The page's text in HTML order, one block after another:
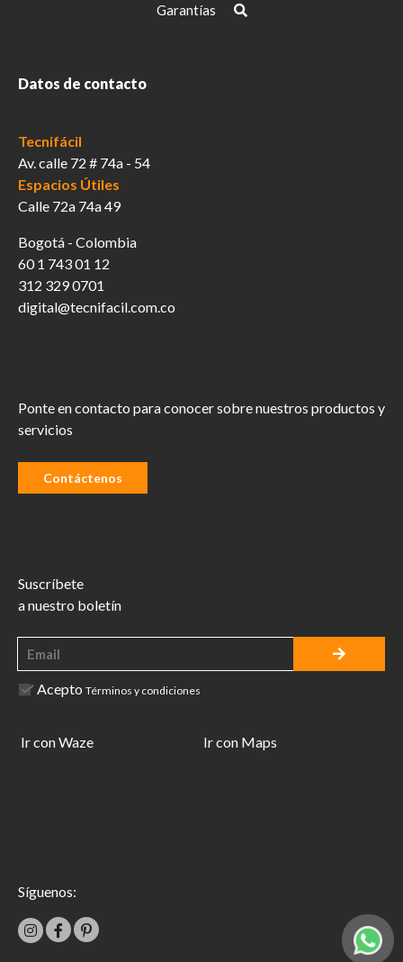
Garantías
Datos de contacto
Tecnifácil
Av. calle 72 # 74a - 54
Espacios Útiles
Calle 72a 74a 49
Bogotá - Colombia
60 1 743 01 12
312 329 0701
digital@tecnifacil.com.co
Ponte en contacto para conocer sobre nuestros productos y
servicios
Contáctenos
Suscríbete
a nuestro boletín
Acepto Términos y condiciones
Ir con Waze Ir con Maps
Síguenos: